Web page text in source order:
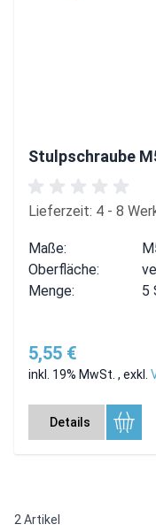
Stulpschraube
Lieferzeit: 4 - 8
Maße:
Oberfläche:
Menge:
5
5,55 €
inkl. 19% MwSt. , exkl.
Details
2 Artikel